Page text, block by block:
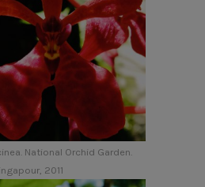
National Orchid Garden.
2011